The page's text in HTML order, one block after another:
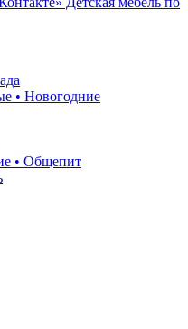
• Новогодние
• Общепит